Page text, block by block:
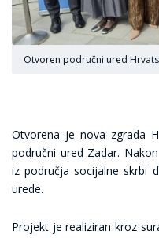
Otvoren područni ured
Otvorena je nova zgrada
područni ured Zadar.
iz područja socijalne skrbi
urede.
Projekt je realiziran kroz